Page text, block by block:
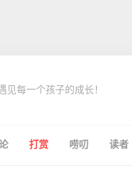
见每一个孩子的成长！
打赏 唠叨 读者